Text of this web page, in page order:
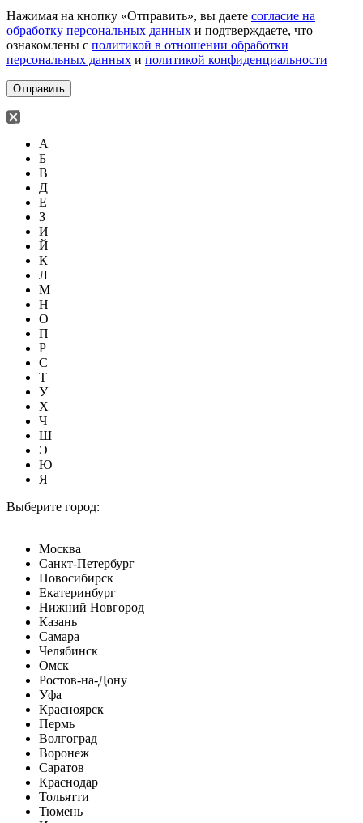
Нажимая на кнопку «Отправить», вы даете согласие на
обработку персональных данных и подтверждаете, что
ознакомлены с политикой в отношении обработки
персональных данных и политикой конфиденциальности
А
Б
В
Д
Е
З
И
Й
К
Л
М
Н
О
П
Р
С
Т
У
Х
Ч
Ш
Э
Ю
Я
Выберите город:
Москва
Санкт-Петербург
Новосибирск
Екатеринбург
Нижний Новгород
Казань
Самара
Челябинск
Омск
Ростов-на-Дону
Уфа
Красноярск
Пермь
Волгоград
Воронеж
Саратов
Краснодар
Тольятти
Тюмень